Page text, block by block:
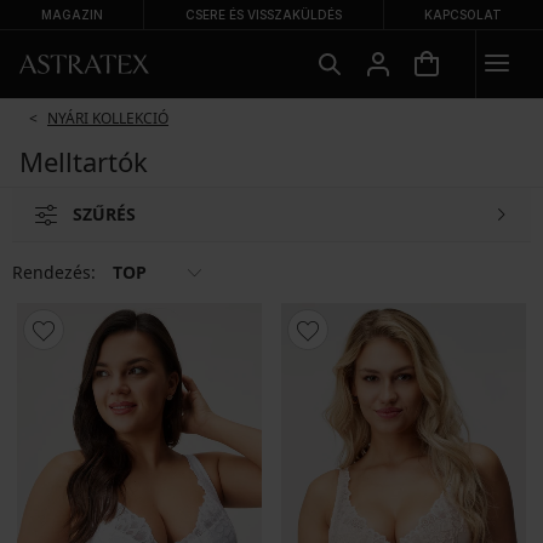
MAGAZIN CSERE ÉS VISSZAKÜLDÉS KAPCSOLAT
NYÁRI KOLLEKCIÓ
Melltartók
SZŰRÉS
Rendezés: TOP